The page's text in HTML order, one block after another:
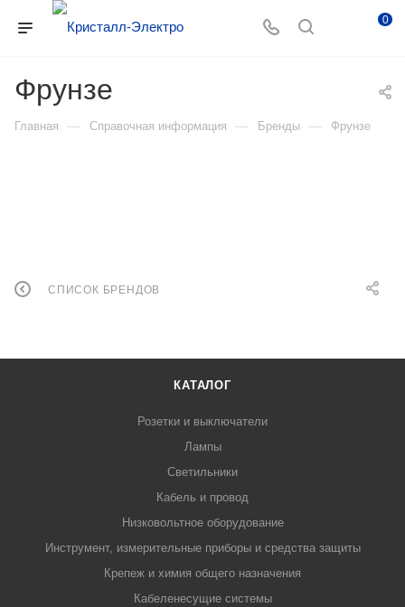
0
Фрунзе
Главная — Справочная информация — Бренды — Фрунзе
СПИСОК БРЕНДОВ
КАТАЛОГ
Розетки и выключатели
Лампы
Светильники
Кабель и провод
Низковольтное оборудование
Инструмент, измерительные приборы и средства защиты
Крепеж и химия общего назначения
Кабеленесущие системы